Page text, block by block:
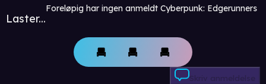
Laster...
Foreløpig har ingen anmeldt Cyberpunk: Edgerunners
Skriv anmeldelse